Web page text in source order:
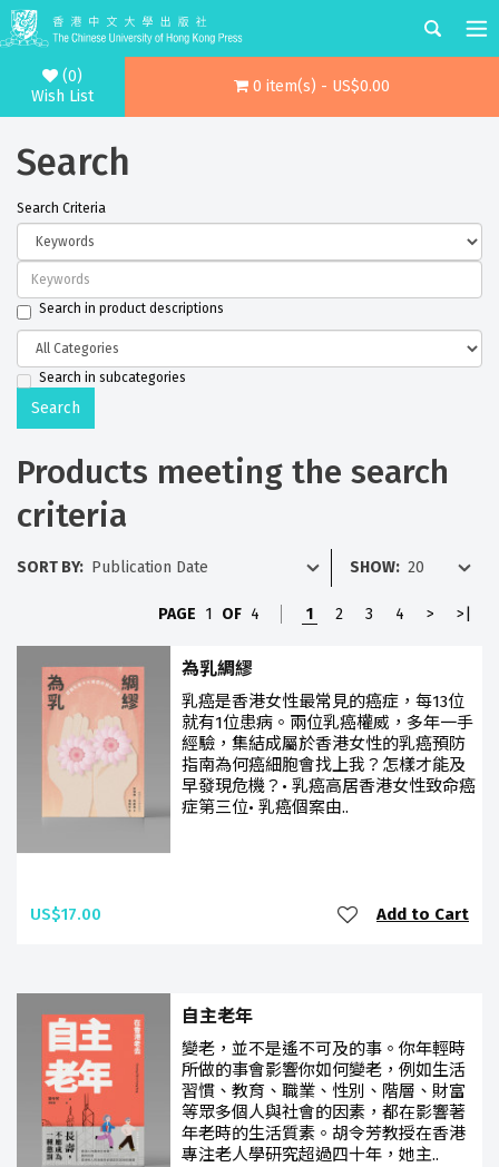
(0)
Wish List
0 item(s) - US$0.00
Search
Search Criteria
Search in product descriptions
Search in subcategories
Products meeting the search
criteria
SORT BY: SHOW:
PAGE 1 OF 4 1 2 3 4 > >|
為乳綢繆
乳癌是香港女性最常見的癌症，每13位
就有1位患病。兩位乳癌權威，多年一手
經驗，集結成屬於香港女性的乳癌預防
指南為何癌細胞會找上我？怎樣才能及
早發現危機？• 乳癌高居香港女性致命癌
症第三位• 乳癌個案由..
US$17.00 Add to Cart
自主老年
變老，並不是遙不可及的事。你年輕時
所做的事會影響你如何變老，例如生活
習慣、教育、職業、性別、階層、財富
等眾多個人與社會的因素，都在影響著
年老時的生活質素。胡令芳教授在香港
專注老人學研究超過四十年，她主..